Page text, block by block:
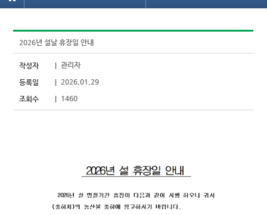
2026년 설날 휴장일 안내
작성자 | 관리자
등록일 | 2026.01.29
조회수 | 1460